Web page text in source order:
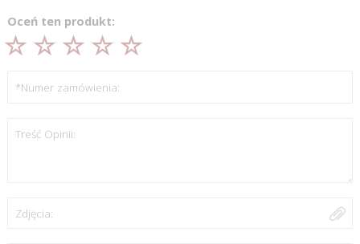
Oceń ten produkt:
*Numer zamówienia:
Treść Opinii:
Zdjęcia: